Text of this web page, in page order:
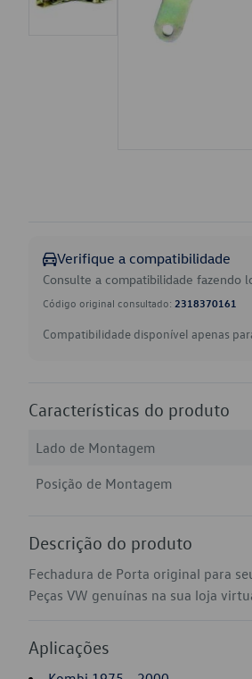
Verifique a compatibilidade
Consulte a compatibilidade fazendo
Código original consultado: 2318370161
Compatibilidade disponível apenas
Características do produto
Lado de Montagem
Posição de Montagem
Descrição do produto
Fechadura de Porta original para
Peças VW genuínas na sua loja
Aplicações